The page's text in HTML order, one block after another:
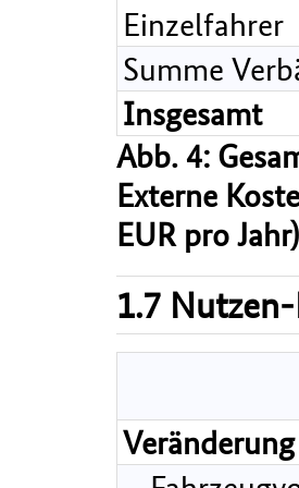
Einzelfahrer
Summe
Insgesamt
Abb. 4:
Externe
EUR pro Jahr)
1.7